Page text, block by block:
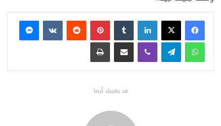
فيسبوكX لينكدإن بينتيريست
ماسنجر
واتساب تيلقرام ڤايبر مشاركة عبر البريد طباعة
قد يعجبك أيضا